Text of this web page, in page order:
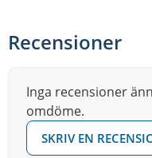
Recensioner
Inga recensioner
omdöme.
SKRIV EN